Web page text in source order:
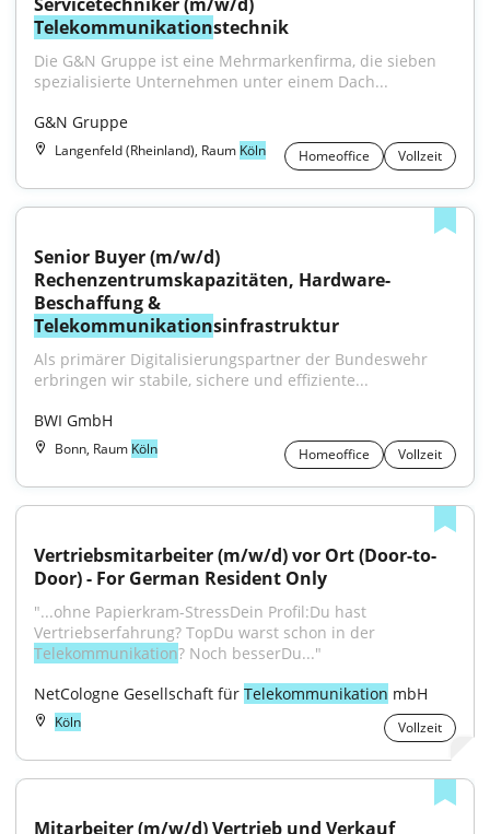
Telekommunikationstechnik
Die G&N Gruppe ist eine Mehrmarkenfirma, die sieben
spezialisierte Unternehmen unter einem Dach...
G&N Gruppe
Langenfeld (Rheinland), Raum Köln Homeoffice Vollzeit
Senior Buyer (m/w/d)
Rechenzentrumskapazitäten, Hardware-
Telekommunikationsinfrastruktur
Als primärer Digitalisierungspartner der Bundeswehr
erbringen wir stabile, sichere und effiziente...
BWI GmbH
Bonn, Raum Köln Homeoffice Vollzeit
Vertriebsmitarbeiter (m/w/d) vor Ort (Door-to-
Door) - For German Resident Only
"...ohne Papierkram-StressDein Profil:Du hast
Telekommunikation? Noch besserDu..."
NetCologne Gesellschaft für Telekommunikation mbH
Köln Vollzeit
Mitarbeiter (m/w/d) Vertrieb und Verkauf